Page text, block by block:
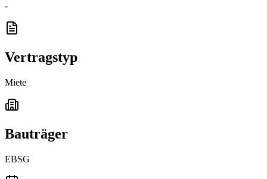
-
Vertragstyp
Miete
Bauträger
EBSG